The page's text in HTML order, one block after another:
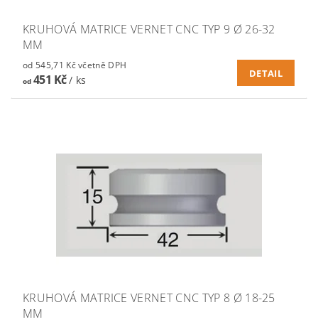
KRUHOVÁ MATRICE VERNET CNC TYP 9 Ø 26-32
MM
od 545,71 Kč včetně DPH
od451 Kč/ ks
DETAIL
KRUHOVÁ MATRICE VERNET CNC TYP 8 Ø 18-25
MM